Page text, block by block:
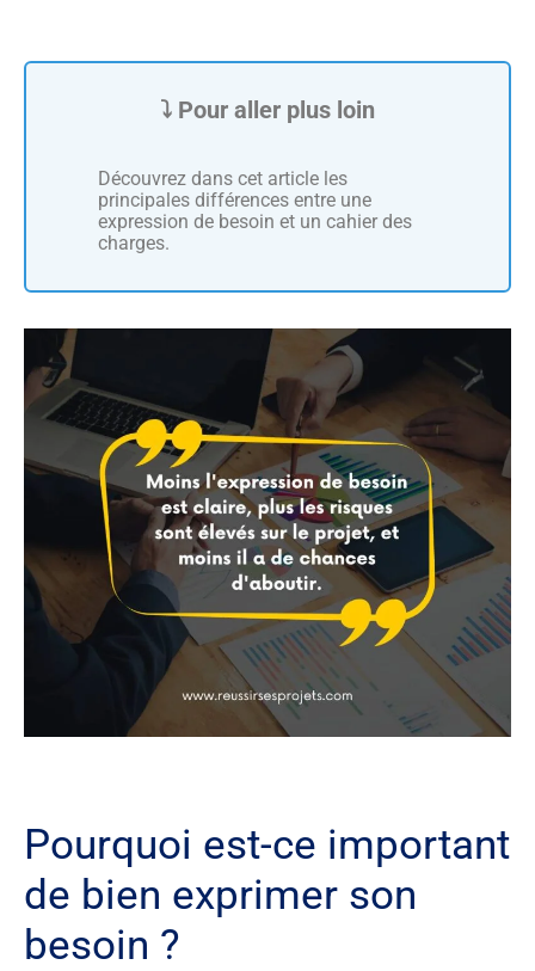
Découvrez dans cet article les
principales différences entre une
expression de besoin et un cahier des
charges.
Pourquoi est-ce important
de bien exprimer son
besoin ?